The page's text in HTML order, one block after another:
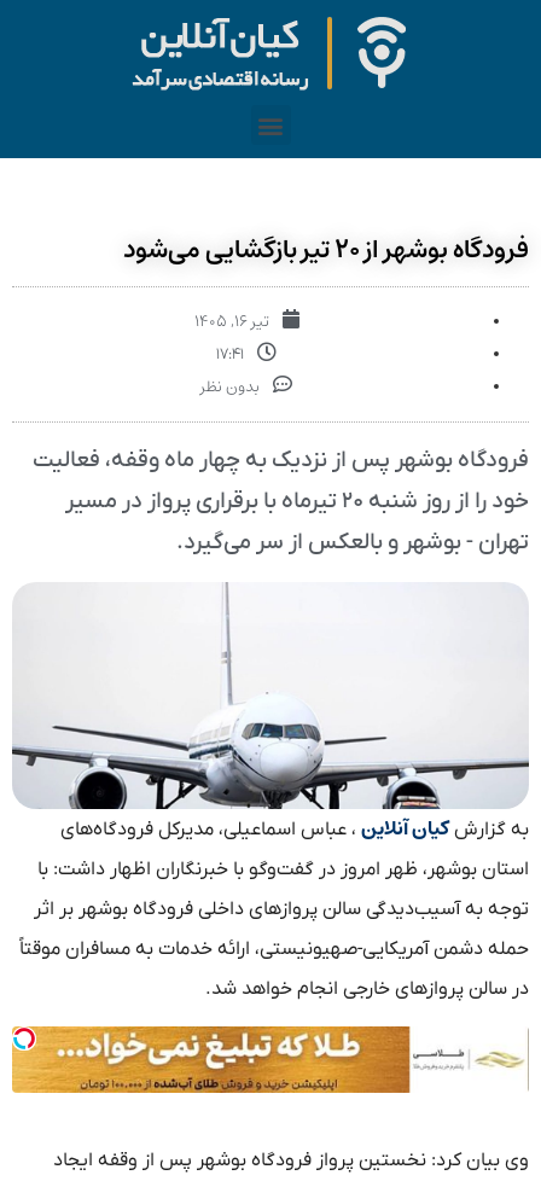
فرودگاه بوشهر از ۲۰ تیر بازگشایی می‌شود
تیر ۱۶, ۱۴۰۵
۱۷:۴۱
بدون نظر
فرودگاه بوشهر پس از نزدیک به چهار ماه وقفه، فعالیت
خود را از روز شنبه ۲۰ تیرماه با برقراری پرواز در مسیر
تهران - بوشهر و بالعکس از سر می‌گیرد.
به گزارشکیان آنلاین ، عباس اسماعیلی، مدیرکل فرودگاه‌های
استان بوشهر، ظهر امروز در گفت‌وگو با خبرنگاران اظهار داشت: با
توجه به آسیب‌دیدگی سالن پروازهای داخلی فرودگاه بوشهر بر اثر
حمله دشمن آمریکایی-صهیونیستی، ارائه خدمات به مسافران موقتاً
در سالن پروازهای خارجی انجام خواهد شد.
وی بیان کرد: نخستین پرواز فرودگاه بوشهر پس از وقفه ایجاد